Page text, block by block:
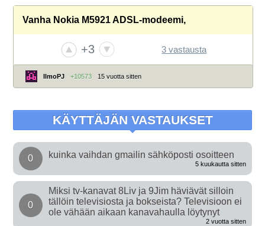
Vanha Nokia M5921 ADSL-modeemi,
+3 3 vastausta
IlmoPJ +10573 15 vuotta sitten
KÄYTTÄJÄN VASTAUKSET
0 kuinka vaihdan gmailin sähköposti osoitteen
5 kuukautta sitten
0
Miksi tv-kanavat 8Liv ja 9Jim häviävät silloin
tällöin televisiosta ja bokseista? Televisioon ei
ole vähään aikaan kanavahaulla löytynyt
2 vuotta sitten